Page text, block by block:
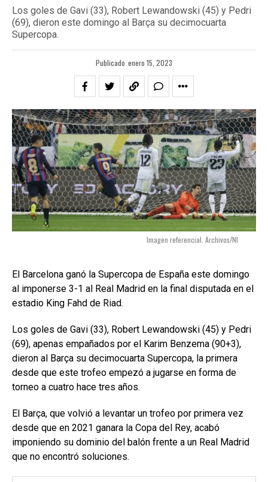
Los goles de Gavi (33), Robert Lewandowski (45) y Pedri
(69), dieron este domingo al Barça su decimocuarta
Supercopa.
Publicado enero 15, 2023
Imagen referencial. Archivos/NI
El Barcelona ganó la Supercopa de España este domingo
al imponerse 3-1 al Real Madrid en la final disputada en el
estadio King Fahd de Riad.
Los goles de Gavi (33), Robert Lewandowski (45) y Pedri
(69), apenas empañados por el Karim Benzema (90+3),
dieron al Barça su decimocuarta Supercopa, la primera
desde que este trofeo empezó a jugarse en forma de
torneo a cuatro hace tres años.
El Barça, que volvió a levantar un trofeo por primera vez
desde que en 2021 ganara la Copa del Rey, acabó
imponiendo su dominio del balón frente a un Real Madrid
que no encontró soluciones.